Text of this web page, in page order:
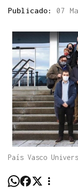
Publicado: 07
País Vasco